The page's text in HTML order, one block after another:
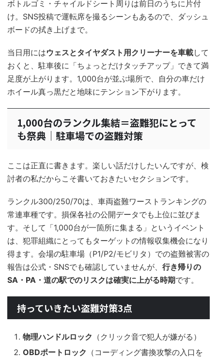
ボトルゴミ・チャイルドシート周りは前日のうちに片付
け。SNS投稿で運転席を撮るシーンもあるので、ダッシュ
ボードの拭き上げまで。
当日用にはウェスとタイヤダスト用クリーナーを車載して
おくと、駐車後に「ちょっとだけタッチアップ」できて満
足度が上がります。1,000台が並ぶ場所で、自分の車だけ
ホイール真っ黒だと地味にテンション下がります。
1,000台のランクル集結＝盗難犯にとって
も祭典｜駐車場での盗難対策
ここは正直に書きます。楽しい話だけしたいんですが、検
討者の私だからこそ書いておきたいセクションです。
ランクル300/250/70は、車両盗難ワーストランキングの
常連車種です。損保各社の公開データでも上位に並びま
す。そして「1,000台が一箇所に集まる」というイベント
は、犯罪組織にとってもターゲットの情報収集機会になり
得ます。会場の駐車場（P1/P2/モビリタ）での盗難被害の
報告は公式・SNSでも確認していませんが、 行き帰りの
SA・PA・道の駅でのリスクは確実に上がる時期です。
持っていきたい盗難対策3点
物理ハンドルロック （クリック音で犯人が嫌がる）
OBDポートロック （コーディング書換攻撃の入口を